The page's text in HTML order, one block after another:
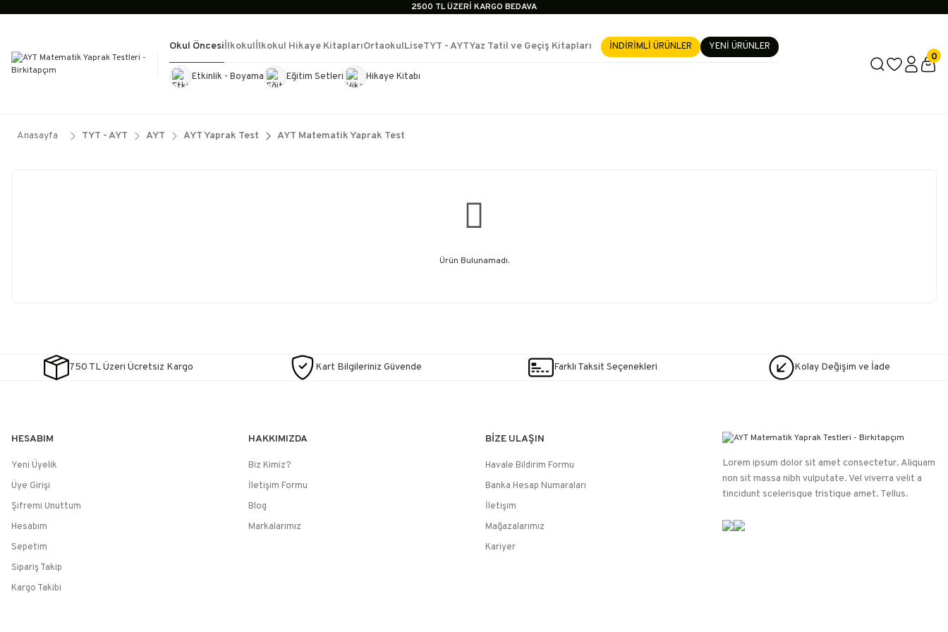
2500 TL ÜZERİ KARGO BEDAVA
İçerik #4
Okul Öncesi
Etkinlik - Boyama Eğitim Setleri Hikaye Kitabı
İlkokulİlkokul Hikaye KitaplarıOrtaokulLiseTYT - AYTYaz Tatil ve Geçiş Kitapları
Kültür KitaplarıKırtasiye Görevde Yükselme- Uzmanlık
İNDİRİMLİ ÜRÜNLER YENİ ÜRÜNLER
0
Anasayfa TYT - AYT AYT AYT Yaprak Test AYT Matematik Yaprak Test
Ürün Bulunamadı.
750 TL Üzeri Ücretsiz Kargo Kart Bilgileriniz Güvende Farklı Taksit Seçenekleri Kolay Değişim ve İade
HESABIM
Yeni Üyelik
Üye Girişi
Şifremi Unuttum
Hesabım
Sepetim
Sipariş Takip
Kargo Takibi
HAKKIMIZDA
Biz Kimiz?
İletişim Formu
Blog
Markalarımız
BİZE ULAŞIN
Havale Bildirim Formu
Banka Hesap Numaraları
İletişim
Mağazalarımız
Kariyer
Lorem ipsum dolor sit amet consectetur. Aliquam
non sit massa nibh vulputate. Vel viverra velit a
tincidunt scelerisque tristique amet. Tellus.